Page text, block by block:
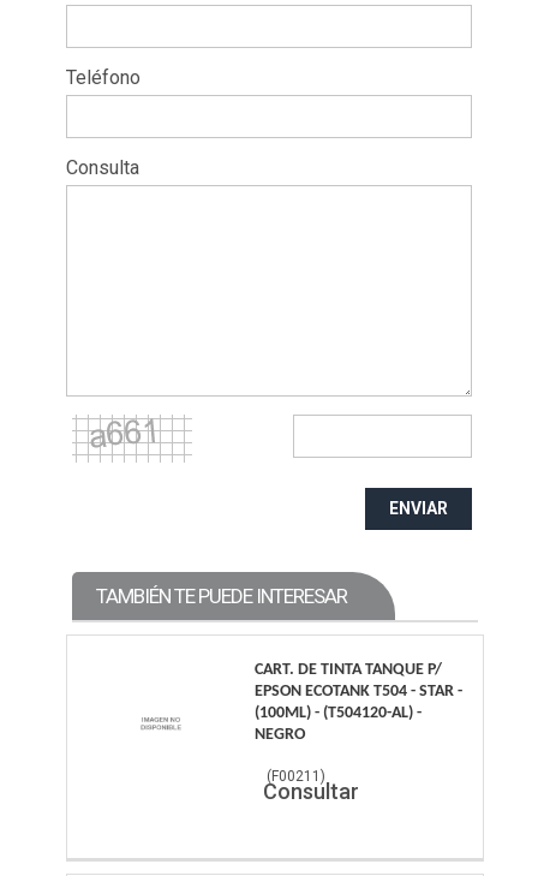
Teléfono
Consulta
ENVIAR
TAMBIÉN TE PUEDE INTERESAR
CART. DE TINTA TANQUE P/
EPSON ECOTANK T504 - STAR -
(100ML) - (T504120-AL) -
NEGRO
(F00211 )
Consultar